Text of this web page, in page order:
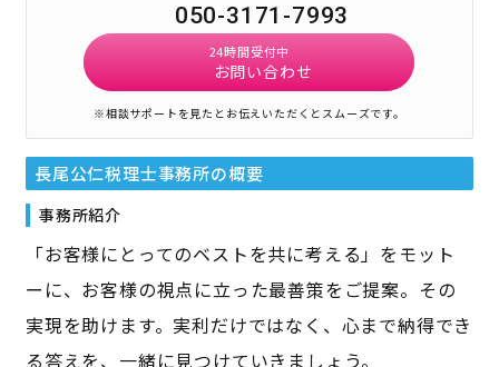
050-3171-7993
24時間受付中
お問い合わせ
※相談サポートを見たとお伝えいただくとスムーズです。
長尾公仁税理士事務所の概要
事務所紹介
「お客様にとってのベストを共に考える」をモット
ーに、お客様の視点に立った最善策をご提案。その
実現を助けます。実利だけではなく、心まで納得でき
る答えを、一緒に見つけていきましょう。